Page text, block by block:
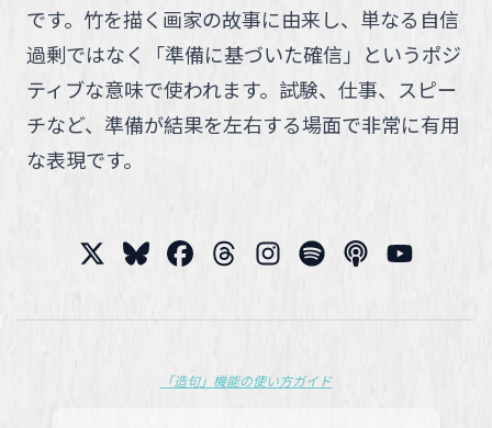
です。竹を描く画家の故事に由来し、単なる自信
過剰ではなく「準備に基づいた確信」というポジ
ティブな意味で使われます。試験、仕事、スピー
チなど、準備が結果を左右する場面で非常に有用
な表現です。
「造句」機能の使い方ガイド